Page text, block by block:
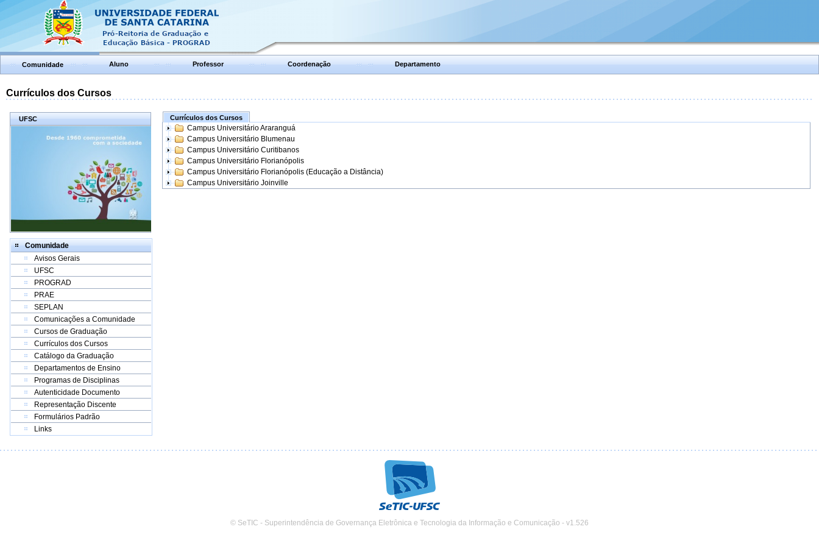
Comunidade Aluno Professor Coordenação Departamento
Currículos dos Cursos
UFSC
Comunidade
Avisos Gerais
UFSC
PROGRAD
PRAE
SEPLAN
Comunicações a Comunidade
Cursos de Graduação
Currículos dos Cursos
Catálogo da Graduação
Departamentos de Ensino
Programas de Disciplinas
Autenticidade Documento
Representação Discente
Formulários Padrão
Links
Currículos dos Cursos
Campus Universitário Araranguá
Campus Universitário Blumenau
Campus Universitário Curitibanos
Campus Universitário Florianópolis
Campus Universitário Florianópolis (Educação a Distância)
Campus Universitário Joinville
© SeTIC - Superintendência de Governança Eletrônica e Tecnologia da Informação e Comunicação - v1.526